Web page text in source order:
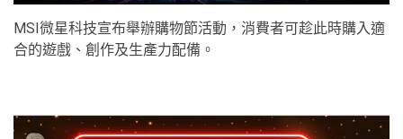
MSI微星科技宣布舉辦購物節活動，消費者可趁此時購入適
合的遊戲、創作及生產力配備。